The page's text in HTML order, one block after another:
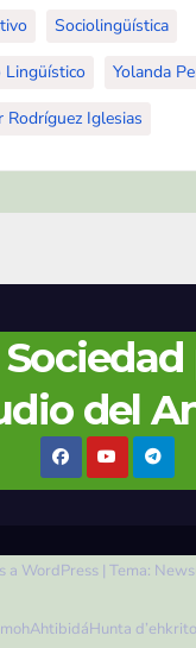
Sociolingüística
Lingüístico Yolanda
Rodríguez Iglesias
del
a WordPress | Tema:
AhtibidáHunta